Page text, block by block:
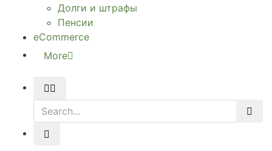
Долги и штрафы
Пенсии
eCommerce
More